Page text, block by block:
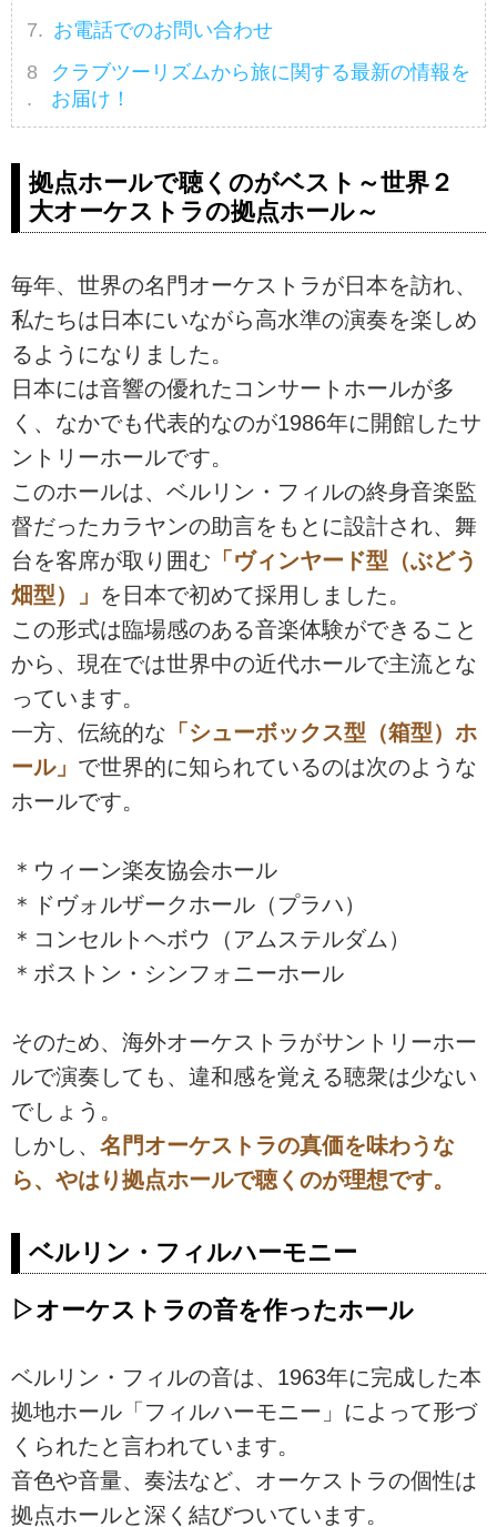
お電話でのお問い合わせ
クラブツーリズムから旅に関する最新の情報を
お届け！
拠点ホールで聴くのがベスト～世界２
大オーケストラの拠点ホール～
毎年、世界の名門オーケストラが日本を訪れ、
私たちは日本にいながら高水準の演奏を楽しめ
るようになりました。
日本には音響の優れたコンサートホールが多
く、なかでも代表的なのが1986年に開館したサ
ントリーホールです。
このホールは、ベルリン・フィルの終身音楽監
督だったカラヤンの助言をもとに設計され、舞
台を客席が取り囲む 「ヴィンヤード型（ぶどう
畑型）」 を日本で初めて採用しました。
この形式は臨場感のある音楽体験ができること
から、現在では世界中の近代ホールで主流とな
っています。
一方、伝統的な 「シューボックス型（箱型）ホ
ール」 で世界的に知られているのは次のような
ホールです。
＊ウィーン楽友協会ホール
＊ドヴォルザークホール（プラハ）
＊コンセルトヘボウ（アムステルダム）
＊ボストン・シンフォニーホール
そのため、海外オーケストラがサントリーホー
ルで演奏しても、違和感を覚える聴衆は少ない
でしょう。
しかし、 名門オーケストラの真価を味わうな
ら、やはり拠点ホールで聴くのが理想です。
ベルリン・フィルハーモニー
▷オーケストラの音を作ったホール
ベルリン・フィルの音は、1963年に完成した本
拠地ホール「フィルハーモニー」によって形づ
くられたと言われています。
音色や音量、奏法など、オーケストラの個性は
拠点ホールと深く結びついています。